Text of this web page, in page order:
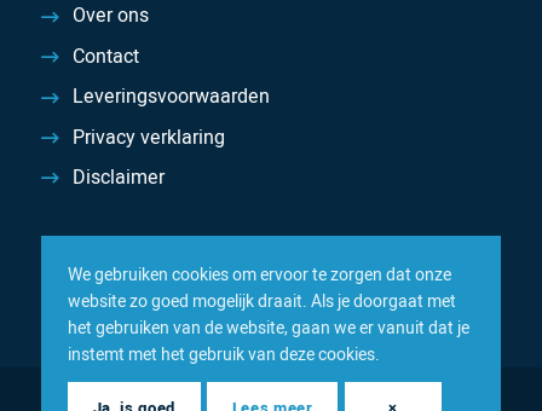
Over ons
Contact
Leveringsvoorwaarden
Privacy verklaring
Disclaimer
© 2026 Inacom — Sterk in spareparts, consumables en
We gebruiken cookies om ervoor te zorgen dat onze
website zo goed mogelijk draait. Als je doorgaat met
het gebruiken van de website, gaan we er vanuit dat je
instemt met het gebruik van deze cookies.